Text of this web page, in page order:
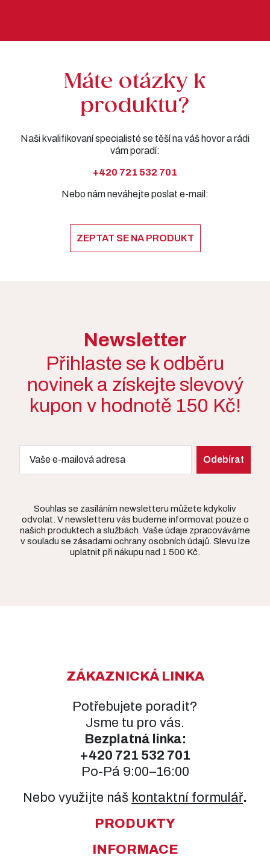
Máte otázky k
produktu?
Naši kvalifikovaní specialisté se těší na váš hovor a rádi
vám poradí:
+420 721 532 701
Nebo nám neváhejte poslat e-mail:
ZEPTAT SE NA PRODUKT
Newsletter
Přihlaste se k odběru
novinek a získejte slevový
kupon v hodnotě 150 Kč!
Souhlas se zasíláním newsletteru můžete kdykoliv
odvolat. V newsletteru vás budeme informovat pouze o
našich produktech a službách. Vaše údaje zpracováváme
v souladu se zásadami ochrany osobních údajů. Slevu lze
uplatnit při nákupu nad 1 500 Kč.
ZÁKAZNICKÁ LINKA
Potřebujete poradit?
Jsme tu pro vás.
Bezplatná linka:
+420 721 532 701
Po-Pá 9:00–16:00
Nebo využijte náš kontaktní formulář.
PRODUKTY
INFORMACE